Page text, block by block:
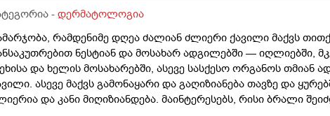
- დერმატოლოგია
რამდენიმე დღეა ძალიან ძლიერი ქავილი მაქვს
ნესტიან და მოსახარ ადგილებში — იღლიებში,
და ხელის მოსახარებში, ასევე სასქესო ორგანოს თმიან
ასევე მაქვს გამონაყარი და გაღიზიანება თავზე და
და კანი მიღიზიანდება. მაინტერესებს, რისი ბრალი